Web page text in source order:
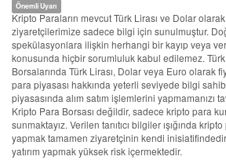
Önemli Uyarı
Kripto Paraların mevcut Türk Lirası ve Dolar
ziyaretçilerimize sadece bilgi için sunulmuştur.
spekülasyonlara ilişkin herhangi bir kayıp veya
konusunda hiçbir sorumluluk kabul edilemez. Türk
Borsalarında Türk Lirası, Dolar veya Euro olarak
para piyasası hakkında yeterli seviyede bilgi
piyasasında alım satım işlemlerini yapmamanızı
Kripto Para Borsası değildir, sadece kripto para
sunmaktayız. Verilen tanıtıcı bilgiler ışığında
yapmak tamamen ziyaretçinin kendi
yatırım yapmak yüksek risk içermektedir.